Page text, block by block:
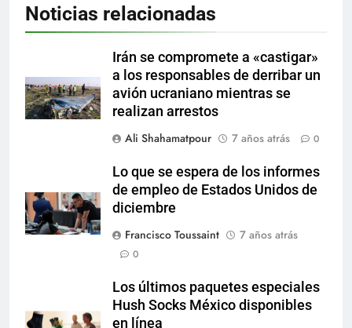
Noticias relacionadas
Irán se compromete a «castigar»
a los responsables de derribar un
avión ucraniano mientras se
realizan arrestos
Ali Shahamatpour
7 años atrás 0
Lo que se espera de los informes
de empleo de Estados Unidos de
diciembre
Francisco Toussaint
7 años atrás
0
Los últimos paquetes especiales
Hush Socks México disponibles
en línea